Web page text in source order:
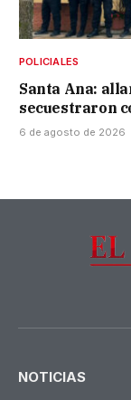
POLICIALES
Santa Ana:
secuestraron
6 de agosto de 2026
NOTICIAS